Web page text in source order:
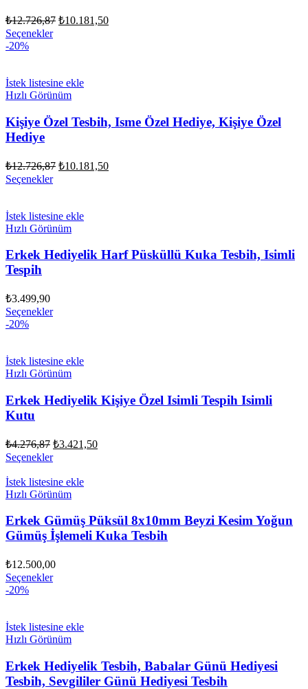
₺12.726,87 Orijinal
₺10.181,50Şu
Seçenekler
-20%
İstek listesine ekle
Hızlı Görünüm
Kişiye Özel Tesbih, Isme Özel Hediye, Kişiye Özel
Hediye
₺12.726,87 Orijinal
₺10.181,50Şu
Seçenekler
İstek listesine ekle
Hızlı Görünüm
Erkek Hediyelik Harf Püsküllü Kuka Tesbih, Isimli
Tespih
₺3.499,90
Seçenekler
-20%
İstek listesine ekle
Hızlı Görünüm
Erkek Hediyelik Kişiye Özel Isimli Tespih Isimli
Kutu
₺4.276,87 Orijinal
fiyat:
₺3.421,50Şu
Seçenekler
İstek listesine ekle
Hızlı Görünüm
Erkek Gümüş Püksül 8x10mm Beyzi Kesim Yoğun
Gümüş İşlemeli Kuka Tesbih
₺12.500,00
Seçenekler
-20%
İstek listesine ekle
Hızlı Görünüm
Erkek Hediyelik Tesbih, Babalar Günü Hediyesi
Tesbih, Sevgililer Günü Hediyesi Tesbih